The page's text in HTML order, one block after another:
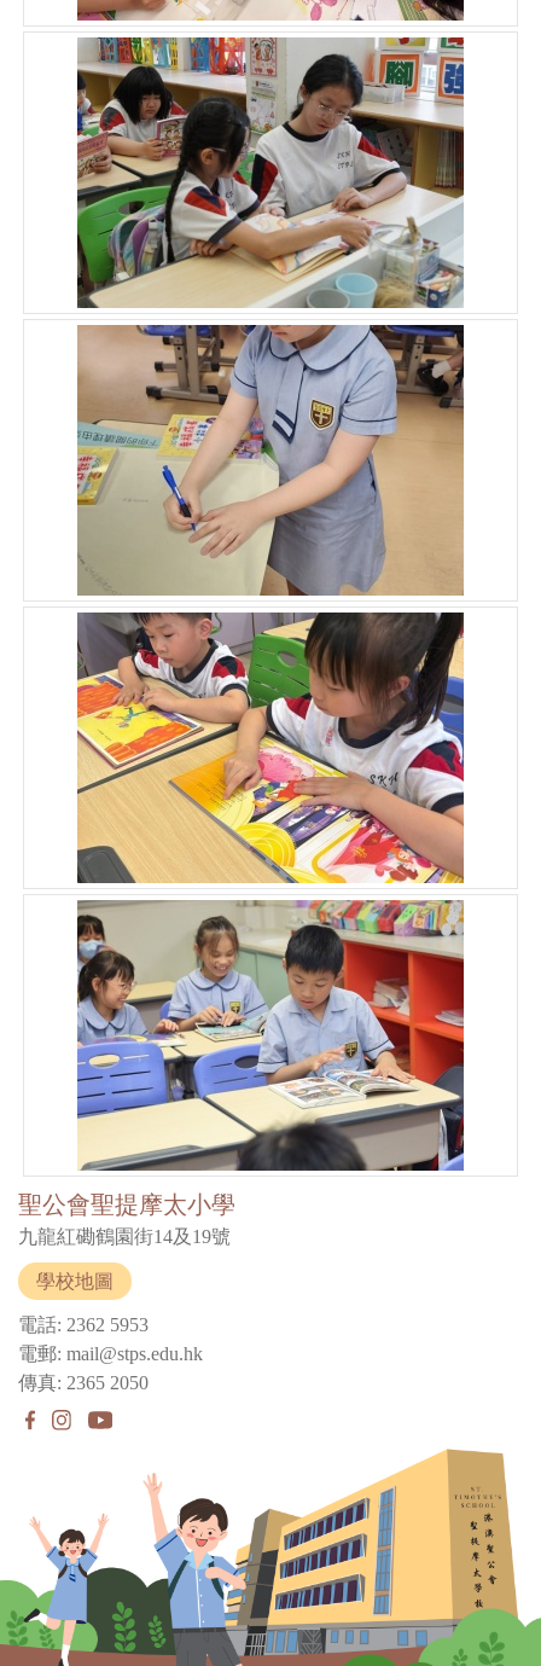
聖公會聖提摩太小學
九龍紅磡鶴園街14及19號
學校地圖
電話: 2362 5953
電郵: mail@stps.edu.hk
傳真: 2365 2050